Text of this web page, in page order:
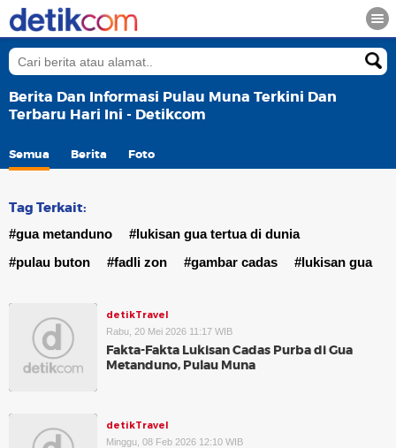
Berita Dan Informasi Pulau Muna Terkini Dan
Terbaru Hari Ini - Detikcom
Semua Berita Foto
Tag Terkait:
#gua metanduno
#lukisan gua tertua di dunia
#pulau buton
#fadli zon #gambar cadas #lukisan gua
detikTravel
Rabu, 20 Mei 2026 11:17 WIB
Fakta-Fakta Lukisan Cadas Purba di Gua
Metanduno, Pulau Muna
detikTravel
Minggu, 08 Feb 2026 12:10 WIB